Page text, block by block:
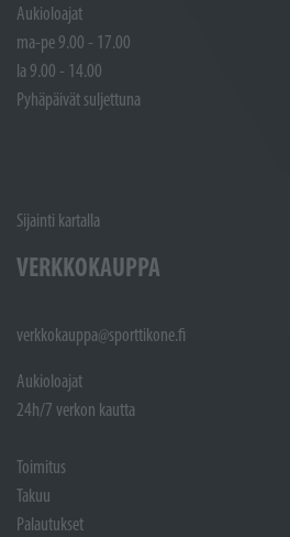
Aukioloajat
ma-pe 9.00 - 17.00
la 9.00 - 14.00
Pyhäpäivät suljettuna
Sijainti kartalla
VERKKOKAUPPA
verkkokauppa@sporttikone.fi
Aukioloajat
24h/7 verkon kautta
Toimitus
Takuu
Palautukset